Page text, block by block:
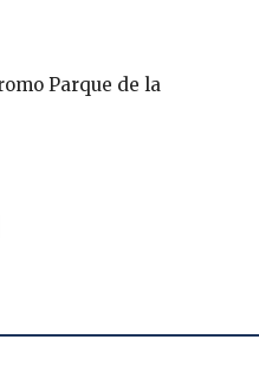
Parque de la